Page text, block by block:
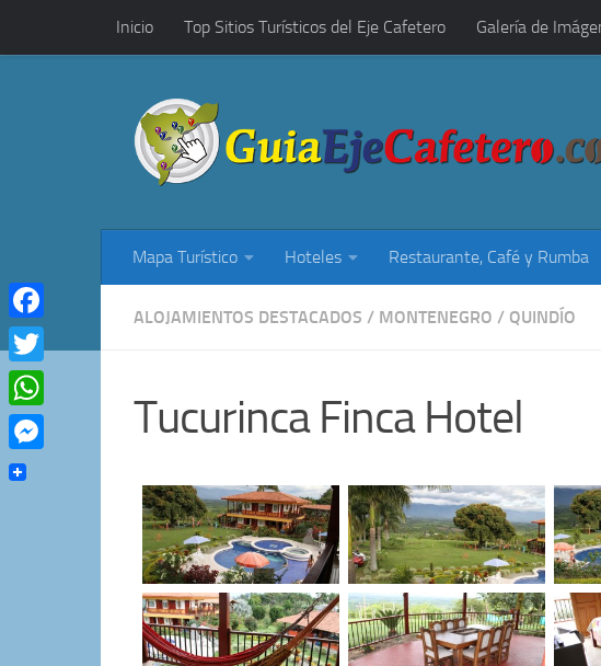
Saltar al contenido
Inicio Top Sitios Turísticos del Eje Cafetero Galería de
Mapa Turístico Hoteles Restaurante, Café y Rumba
ALOJAMIENTOS DESTACADOS / MONTENEGRO / QUINDÍO
Tucurinca Finca Hotel
Facebook
Twitter
WhatsApp
Messenger